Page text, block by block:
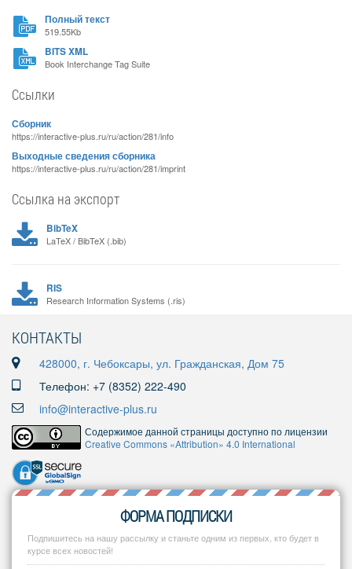
Полный текст
519.55Kb
BITS XML
Book Interchange Tag Suite
Ссылки
Сборник
https://interactive-plus.ru/ru/action/281/info
Выходные сведения сборника
https://interactive-plus.ru/ru/action/281/imprint
Ссылка на экспорт
BibTeX
LaTeX / BibTeX (.bib)
RIS
Research Information Systems (.ris)
КОНТАКТЫ
428000, г. Чебоксары, ул. Гражданская, Дом 75
Телефон: +7 (8352) 222-490
info@interactive-plus.ru
Содержимое данной страницы доступно по лицензии
Creative Commons «Attribution» 4.0 International
ФОРМА ПОДПИСКИ
Подпишитесь на нашу рассылку и станьте одним из первых, кто будет в
курсе всех новостей!